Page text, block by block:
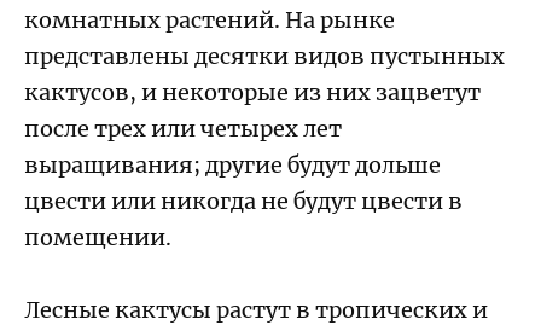
комнатных растений. На рынке
представлены десятки видов пустынных
кактусов, и некоторые из них зацветут
после трех или четырех лет
выращивания; другие будут дольше
цвести или никогда не будут цвести в
помещении.
Лесные кактусы растут в тропических и